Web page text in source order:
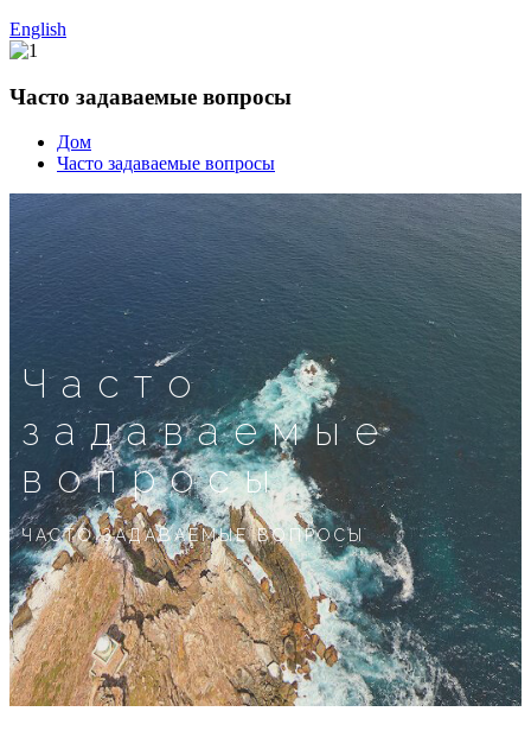
English
Часто задаваемые вопросы
Дом
Часто задаваемые вопросы
Часто
задаваемые
вопросы
ЧАСТО ЗАДАВАЕМЫЕ ВОПРОСЫ